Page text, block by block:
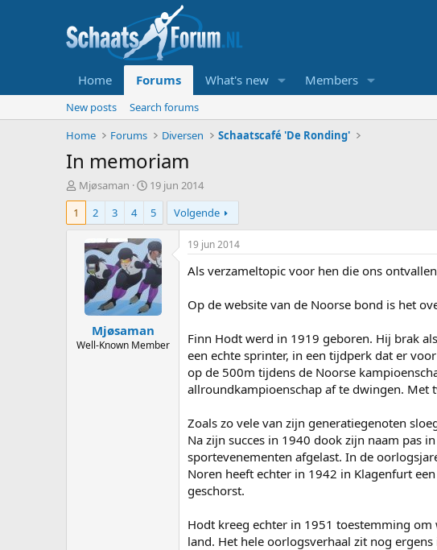
Home Forums What's new Members
New posts
Search forums
Home
Forums Diversen Schaatscafé 'De Ronding'
In memoriam
T
o
i
r
Mjøsaman
S
t
a
r
t
d
a
t
u
m
19 jun 2014
1
2 3 4 5 Volgende
Mjøsaman
Well-Known Member
19 jun 2014
Als verzameltopic voor hen die ons
Op de website van de Noorse bond is het
Finn Hodt werd in 1919 geboren. Hij brak
een echte sprinter, in een tijdperk dat er
op de 500m tijdens de Noorse
allroundkampioenschap af te dwingen. Met
Zoals zo vele van zijn generatiegenoten
Na zijn succes in 1940 dook zijn naam pas
sportevenementen afgelast. In de
Noren heeft echter in 1942 in Klagenfurt
geschorst.
Hodt kreeg echter in 1951 toestemming om
land. Het hele oorlogsverhaal zit nog